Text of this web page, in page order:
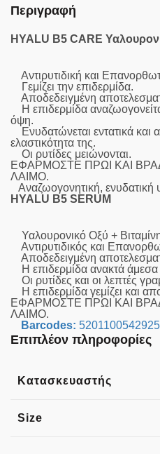
Περιγραφή
HYALU B5 CARE
Αντιρυτιδική και
Γεμίζει την επιδερμίδα.
Αποδεδειγμένη
Η επιδερμίδα
όψη.
Ενυδατώνεται εντατικά και
ελαστικότητα της.
Οι ρυτίδες μειώνονται.
ΕΦΑΡΜΟΣΤΕ ΠΡΩΙ ΚΑΙ
ΛΑΙΜΟ.
Αναζωογονητική, ενυδατική
HYALU B5 SERUM
Υαλουρονικό Οξύ +
Αντιρυτιδικός και
Αποδεδειγμένη
Η επιδερμίδα ανακτά άμεσα
Οι ρυτίδες και οι λεπτές
Η επιδερμίδα γεμίζει και
ΕΦΑΡΜΟΣΤΕ ΠΡΩΙ ΚΑΙ
ΛΑΙΜΟ.
Barcodes: 5201100542925
Επιπλέον πληροφορίες
Κατασκευαστής
Size